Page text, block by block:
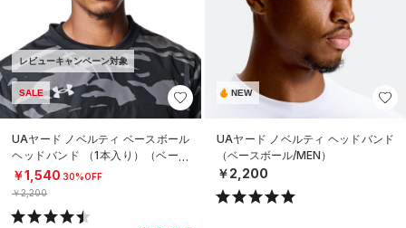
レビューキャンペーン対象
SALE
UAヤード ノベルティ ベースボール
ヘッドバンド （1本入り）（ベース
ボール/MEN）
￥1,540 30%OFF
￥2,200
NEW
UAヤード ノベルティ ヘッドバンド
（ベースボール/MEN）
￥2,200